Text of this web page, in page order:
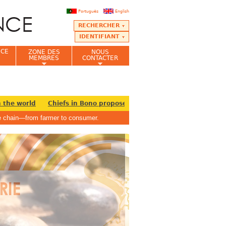
English
Português
RECHERCHER
IDENTIFIANT
ZONE DES
MEMBRES
NOUS
CONTACTER
world Chiefs in Bono propose establishment of Cashew
farmer to consumer.